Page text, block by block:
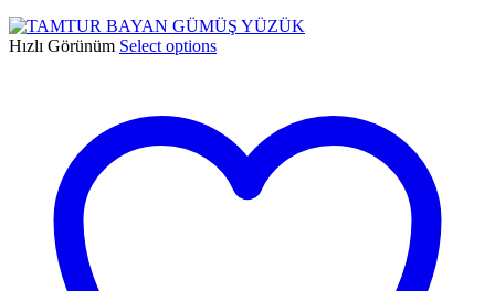
Hızlı Görünüm Select options